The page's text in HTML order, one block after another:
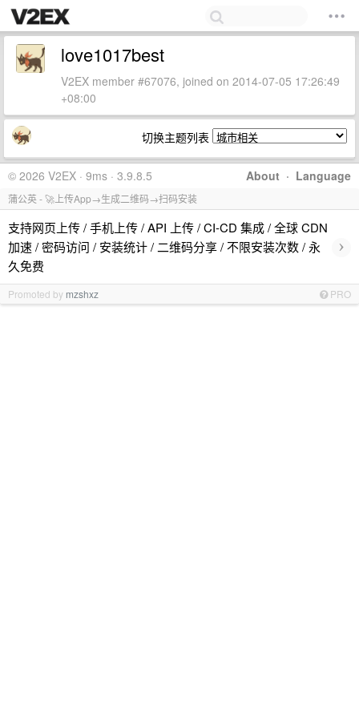
love1017best
V2EX member #67076, joined on 2014-07-05 17:26:49
+08:00
切换主题列表
About · Language
© 2026 V2EX · 9ms · 3.9.8.5
蒲公英 - 🚀上传App→生成二维码→扫码安装
支持网页上传 / 手机上传 / API 上传 / CI-CD 集成 / 全球 CDN
加速 / 密码访问 / 安装统计 / 二维码分享 / 不限安装次数 / 永
久免费
›
Promoted by mzshxz PRO